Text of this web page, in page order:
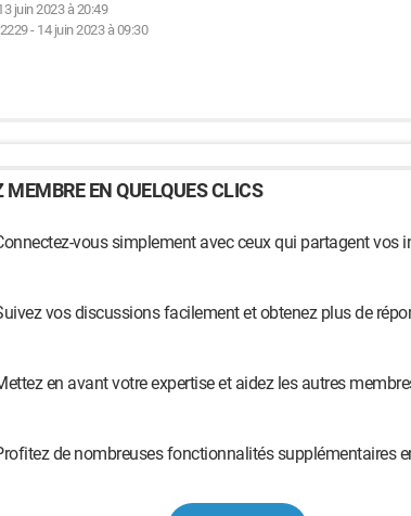
juin 2023 à 20:49
- 14 juin 2023 à 09:30
MEMBRE EN QUELQUES CLICS
vous simplement avec ceux qui partagent vos
vos discussions facilement et obtenez plus de
en avant votre expertise et aidez les autres
de nombreuses fonctionnalités supplémentaires